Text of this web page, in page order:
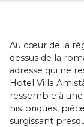
Au cœur de la
dessus de la
adresse qui ne
Hotel Villa
ressemble à
historiques,
surgissant